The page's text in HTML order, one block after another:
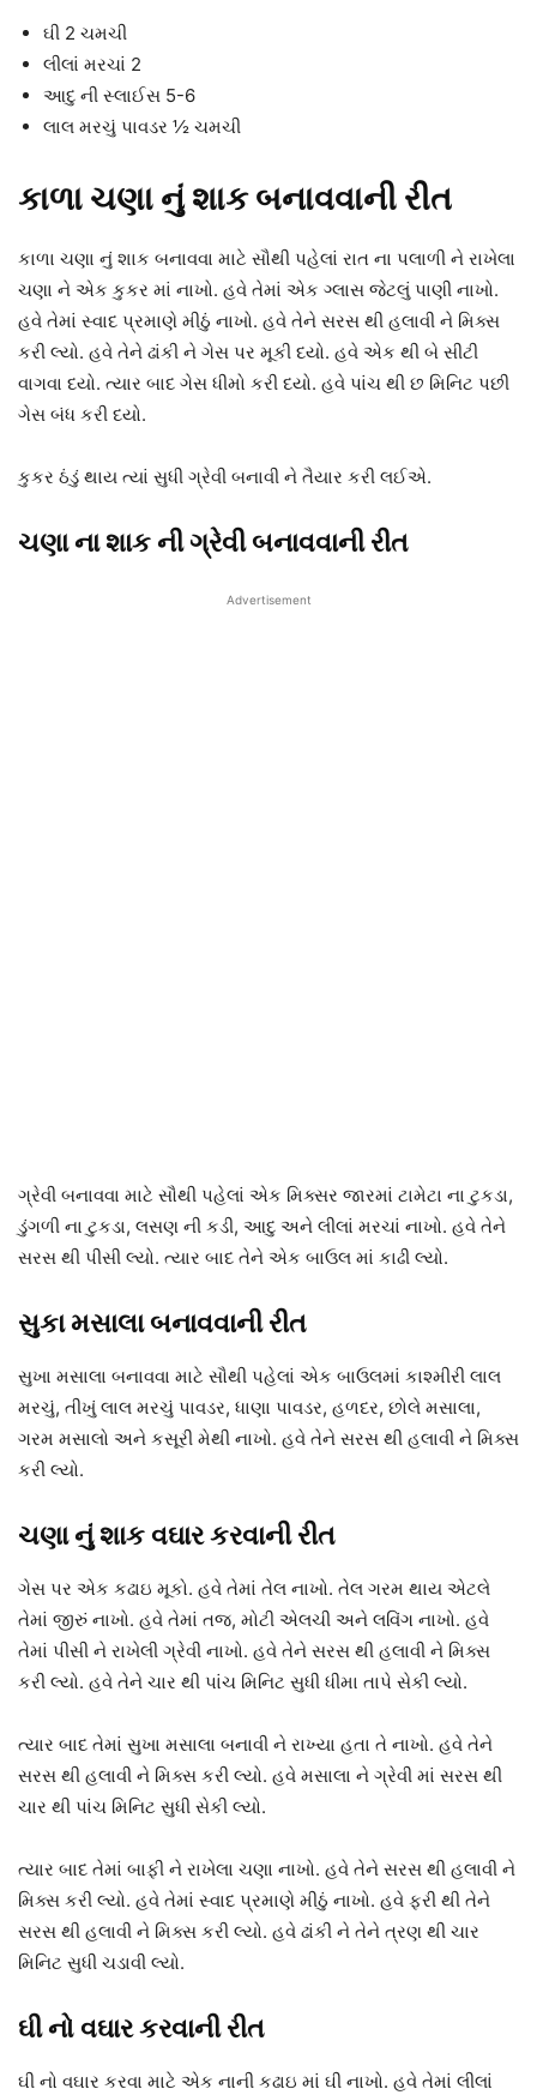
ઘી 2 ચમચી
લીલાં મરચાં 2
આદુ ની સ્લાઈસ 5-6
લાલ મરચું પાવડર ½ ચમચી
કાળા ચણા નું શાક બનાવવાની રીત
કાળા ચણા નું શાક બનાવવા માટે સૌથી પહેલાં રાત ના પલાળી ને રાખેલા
ચણા ને એક કુકર માં નાખો. હવે તેમાં એક ગ્લાસ જેટલું પાણી નાખો.
હવે તેમાં સ્વાદ પ્રમાણે મીઠું નાખો. હવે તેને સરસ થી હલાવી ને મિક્સ
કરી લ્યો. હવે તેને ઢાંકી ને ગેસ પર મૂકી દયો. હવે એક થી બે સીટી
વાગવા દયો. ત્યાર બાદ ગેસ ધીમો કરી દયો. હવે પાંચ થી છ મિનિટ પછી
ગેસ બંધ કરી દયો.
કુકર ઠંડું થાય ત્યાં સુધી ગ્રેવી બનાવી ને તૈયાર કરી લઈએ.
ચણા ના શાક ની ગ્રેવી બનાવવાની રીત
Advertisement
ગ્રેવી બનાવવા માટે સૌથી પહેલાં એક મિક્સર જારમાં ટામેટા ના ટુકડા,
ડુંગળી ના ટુકડા, લસણ ની કડી, આદુ અને લીલાં મરચાં નાખો. હવે તેને
સરસ થી પીસી લ્યો. ત્યાર બાદ તેને એક બાઉલ માં કાઢી લ્યો.
સુકા મસાલા બનાવવાની રીત
સુખા મસાલા બનાવવા માટે સૌથી પહેલાં એક બાઉલમાં કાશ્મીરી લાલ
મરચું, તીખું લાલ મરચું પાવડર, ધાણા પાવડર, હળદર, છોલે મસાલા,
ગરમ મસાલો અને કસૂરી મેથી નાખો. હવે તેને સરસ થી હલાવી ને મિક્સ
કરી લ્યો.
ચણા નું શાક વઘાર કરવાની રીત
ગેસ પર એક કઢાઇ મૂકો. હવે તેમાં તેલ નાખો. તેલ ગરમ થાય એટલે
તેમાં જીરું નાખો. હવે તેમાં તજ, મોટી એલચી અને લવિંગ નાખો. હવે
તેમાં પીસી ને રાખેલી ગ્રેવી નાખો. હવે તેને સરસ થી હલાવી ને મિક્સ
કરી લ્યો. હવે તેને ચાર થી પાંચ મિનિટ સુધી ધીમા તાપે સેકી લ્યો.
ત્યાર બાદ તેમાં સુખા મસાલા બનાવી ને રાખ્યા હતા તે નાખો. હવે તેને
સરસ થી હલાવી ને મિક્સ કરી લ્યો. હવે મસાલા ને ગ્રેવી માં સરસ થી
ચાર થી પાંચ મિનિટ સુધી સેકી લ્યો.
ત્યાર બાદ તેમાં બાફી ને રાખેલા ચણા નાખો. હવે તેને સરસ થી હલાવી ને
મિક્સ કરી લ્યો. હવે તેમાં સ્વાદ પ્રમાણે મીઠું નાખો. હવે ફરી થી તેને
સરસ થી હલાવી ને મિક્સ કરી લ્યો. હવે ઢાંકી ને તેને ત્રણ થી ચાર
મિનિટ સુધી ચડાવી લ્યો.
ઘી નો વઘાર કરવાની રીત
ઘી નો વઘાર કરવા માટે એક નાની કઢાઇ માં ઘી નાખો. હવે તેમાં લીલાં